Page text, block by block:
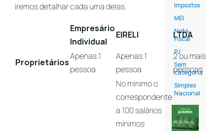
iremos detalhar cada uma delas.
Empresário
Individual
EIRELI LTDA
Proprietários
Apenas 1
pessoa
Apenas 1
pessoa
2 ou mais
pessoas
No mínimo o
correspondente
a 100 salários
mínimos
Impostos
MEI
Nota
Fiscal
PJ
Sem
categoria
Simples
Nacional